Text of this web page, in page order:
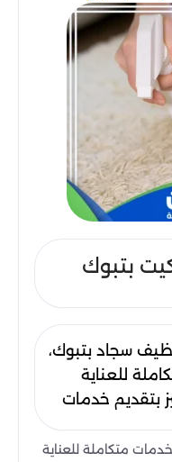
بتبوك
سجاد بتبوك،
للعناية
بتقديم خدمات
توقعاتك.
متكاملة للعناية